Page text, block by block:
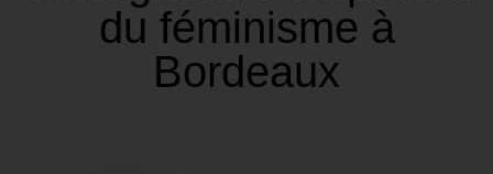
du féminisme à
Bordeaux